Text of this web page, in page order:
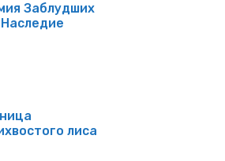
Заблудших
лиса